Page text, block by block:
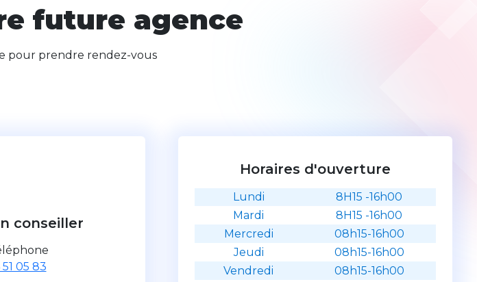
future agence
pour prendre rendez-vous
conseiller
05 83
Horaires d'ouverture
Lundi
8H15 -16h00
Mardi
8H15 -16h00
Mercredi
08h15-16h00
Jeudi
08h15-16h00
Vendredi
08h15-16h00